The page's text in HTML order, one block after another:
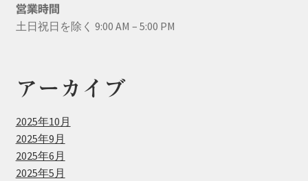
営業時間
土日祝日を除く 9:00 AM – 5:00 PM
アーカイブ
2025年10月
2025年9月
2025年6月
2025年5月